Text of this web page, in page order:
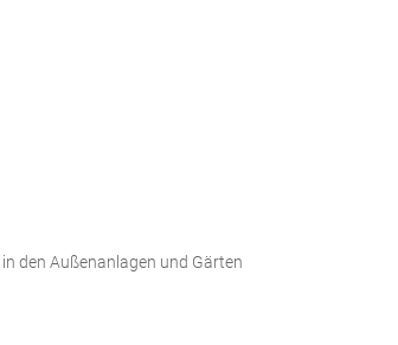
den Außenanlagen und Gärten